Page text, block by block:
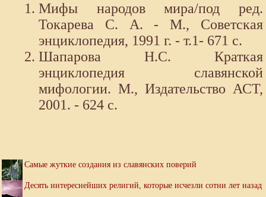
Мифы народов мира/под ред.
Токарева С. А. - М., Советская
энциклопедия, 1991 г. - т.1- 671 с.
Шапарова Н.С. Краткая
энциклопедия славянской
мифологии. М., Издательство АСТ,
2001. - 624 с.
Самые жуткие создания из славянских поверий
Десять интереснейших религий, которые исчезли сотни лет назад